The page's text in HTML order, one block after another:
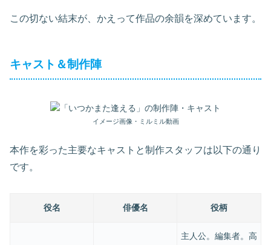
この切ない結末が、かえって作品の余韻を深めています。
キャスト＆制作陣
イメージ画像・ミルミル動画
本作を彩った主要なキャストと制作スタッフは以下の通り
です。
役名 俳優名 役柄
主人公。編集者。高